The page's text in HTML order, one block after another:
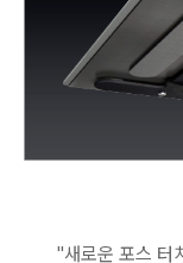
"새로운 포스 터